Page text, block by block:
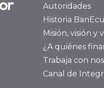
Autoridades
Historia
Misión, visión y
¿A quiénes
Trabaja con
Canal de